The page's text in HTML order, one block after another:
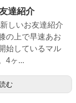
達紹介
しいお友達紹介
の上で早速あお
始しているマル
4ヶ...
む